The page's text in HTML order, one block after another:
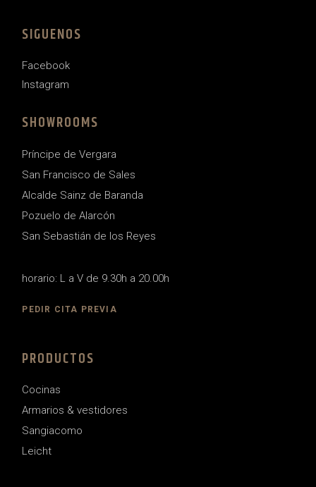
SIGUENOS
Facebook
Instagram
SHOWROOMS
Príncipe de Vergara
San Francisco de Sales
Alcalde Sainz de Baranda
Pozuelo de Alarcón
San Sebastián de los Reyes
horario: L a V de 9.30h a 20.00h
PEDIR CITA PREVIA
PRODUCTOS
Cocinas
Armarios & vestidores
Sangiacomo
Leicht